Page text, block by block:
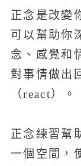
正念是改變
可以幫助你
念、感覺和
對事情做出
（react）。
正念練習幫
一個空間，